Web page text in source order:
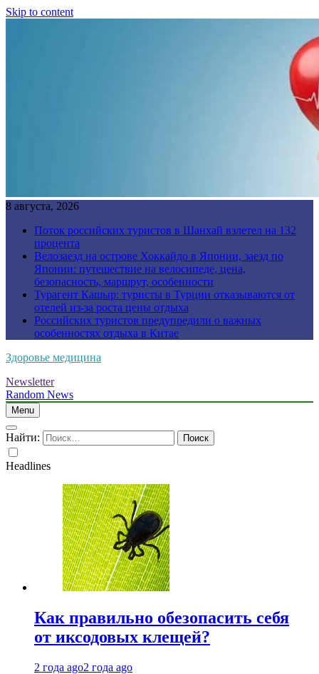
Skip to content
8 августа, 2026
Поток российских туристов в Шанхай взлетел на 132
процента
Велозаезд на острове Хоккайдо в Японии, заезд по
Японии: путешествие на велосипеде, цена,
безопасность, маршрут, особенности
Турагент Кашыр: туристы в Турции отказываются от
отелей из-за роста цены отдыха
Российских туристов предупредили о важных
особенностях отдыха в Китае
Здоровье медицина
Newsletter
Random News
Menu
Найти:
Headlines
Как правильно обезопасить себя
от иксодовых клещей?
2 года ago2 года ago